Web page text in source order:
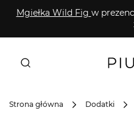
Mgiełka Wild Fig w
Strona główna Dodatki